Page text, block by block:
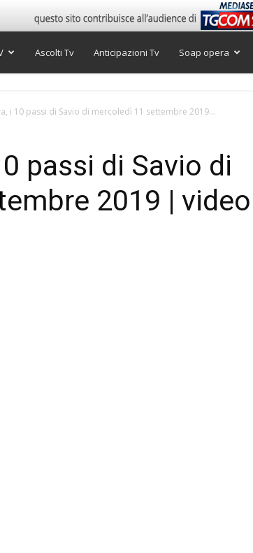
Ascolti Tv Anticipazioni Tv Soap opera
i 10 passi di Savio di mercoledì 11 settembre 2019...
passi di Savio di
2019 | video